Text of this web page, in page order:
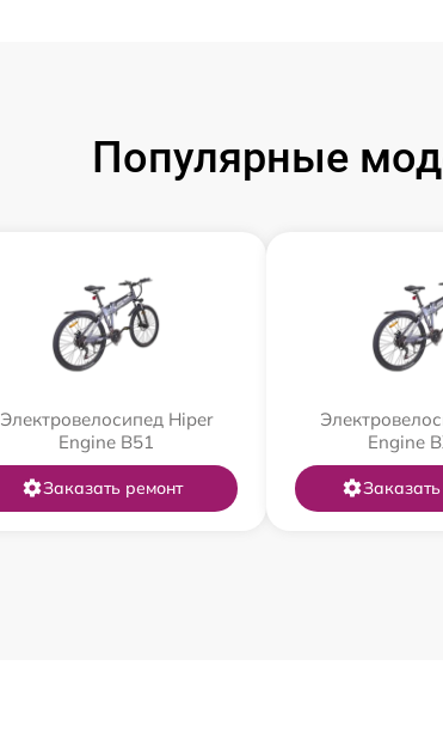
Популярные
Электровелосипед Hiper
Engine B51
Заказать ремонт
Engine